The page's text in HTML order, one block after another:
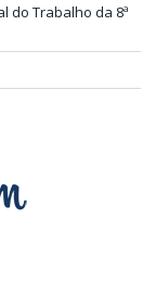
do Trabalho da 8ª